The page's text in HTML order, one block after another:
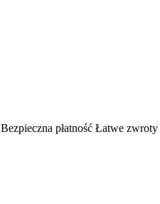
Bezpieczna płatność Łatwe zwroty